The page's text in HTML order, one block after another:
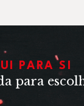
PARA SI
para